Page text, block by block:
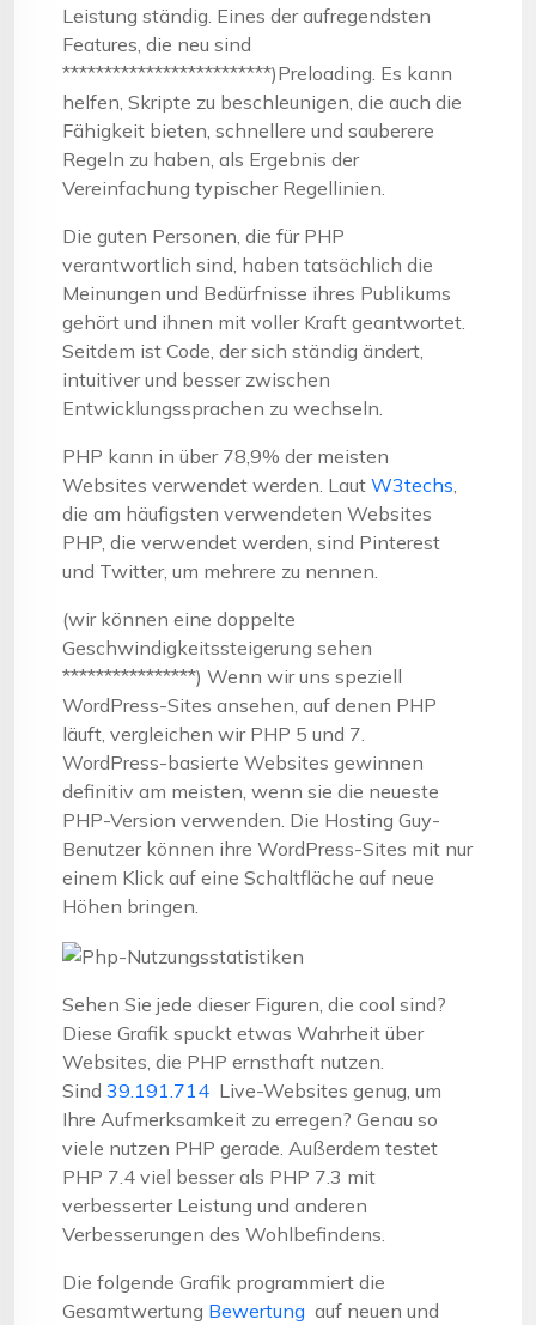
Leistung ständig. Eines der aufregendsten
Features, die neu sind
*************************)Preloading. Es kann
helfen, Skripte zu beschleunigen, die auch die
Fähigkeit bieten, schnellere und sauberere
Regeln zu haben, als Ergebnis der
Vereinfachung typischer Regellinien.
Die guten Personen, die für PHP
verantwortlich sind, haben tatsächlich die
Meinungen und Bedürfnisse ihres Publikums
gehört und ihnen mit voller Kraft geantwortet.
Seitdem ist Code, der sich ständig ändert,
intuitiver und besser zwischen
Entwicklungssprachen zu wechseln.
PHP kann in über 78,9% der meisten
Websites verwendet werden. Laut W3techs
die am häufigsten verwendeten Websites
PHP, die verwendet werden, sind Pinterest
und Twitter, um mehrere zu nennen.
(wir können eine doppelte
Geschwindigkeitssteigerung sehen
****************) Wenn wir uns speziell
WordPress-Sites ansehen, auf denen PHP
läuft, vergleichen wir PHP 5 und 7.
WordPress-basierte Websites gewinnen
definitiv am meisten, wenn sie die neueste
PHP-Version verwenden. Die Hosting Guy-
Benutzer können ihre WordPress-Sites mit nur
einem Klick auf eine Schaltfläche auf neue
Höhen bringen.
Sehen Sie jede dieser Figuren, die cool sind?
Diese Grafik spuckt etwas Wahrheit über
Websites, die PHP ernsthaft nutzen.
Sind 39.191.714 Live-Websites genug, um
Ihre Aufmerksamkeit zu erregen? Genau so
viele nutzen PHP gerade. Außerdem testet
PHP 7.4 viel besser als PHP 7.3 mit
verbesserter Leistung und anderen
Verbesserungen des Wohlbefindens.
Die folgende Grafik programmiert die
Gesamtwertung Bewertung auf neuen und